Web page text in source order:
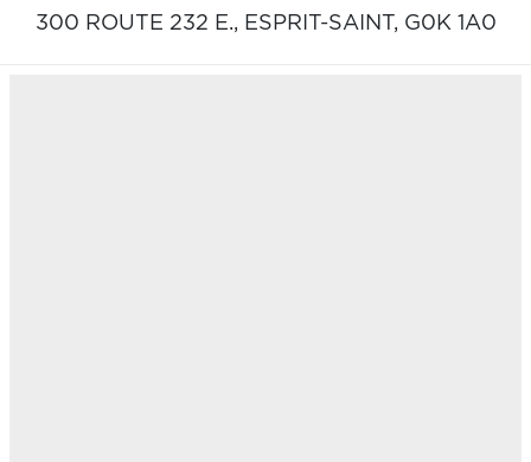
300 ROUTE 232 E., ESPRIT-SAINT, G0K 1A0